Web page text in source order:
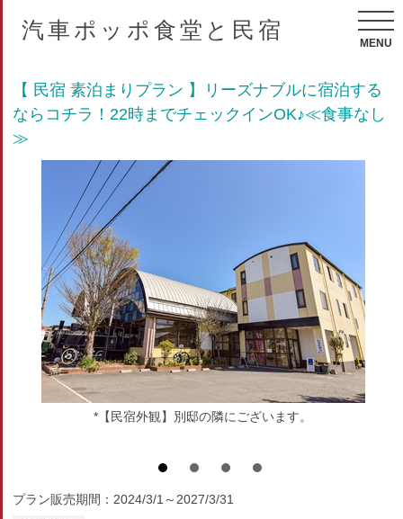
汽車ポッポ食堂と民宿
MENU
【 民宿 素泊まりプラン 】リーズナブルに宿泊する
ならコチラ！22時までチェックインOK♪≪食事なし
≫
*【民宿外観】別邸の隣にございます。
プラン販売期間：2024/3/1～2027/3/31